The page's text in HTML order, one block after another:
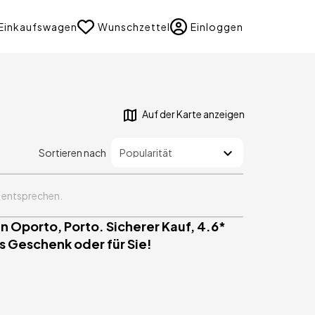
Wunschzettel Einloggen
Auf der Karte anzeigen
Sortieren nach
Oporto, Porto. Sicherer Kauf, 4.6*
oder für Sie!